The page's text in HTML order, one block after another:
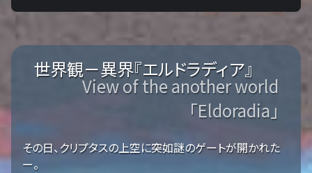
世界観－異界『エルドラディア』
View of the another world
「Eldoradia」
その日、クリプタスの上空に突如謎のゲートが開かれた
ー。